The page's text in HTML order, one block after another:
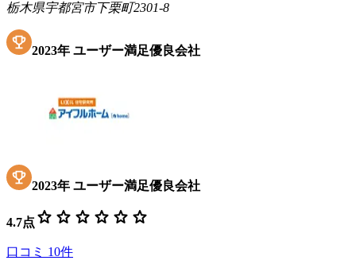
栃木県宇都宮市下栗町2301-8
2023年 ユーザー満足優良会社
2023年 ユーザー満足優良会社
4.7点 star star star star star star
口コミ 10件